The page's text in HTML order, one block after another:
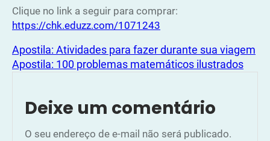
Clique no link a seguir para comprar:
https://chk.eduzz.com/1071243
Apostila: Atividades para fazer durante sua viagem
Apostila: 100 problemas matemáticos ilustrados
Deixe um comentário
O seu endereço de e-mail não será publicado.